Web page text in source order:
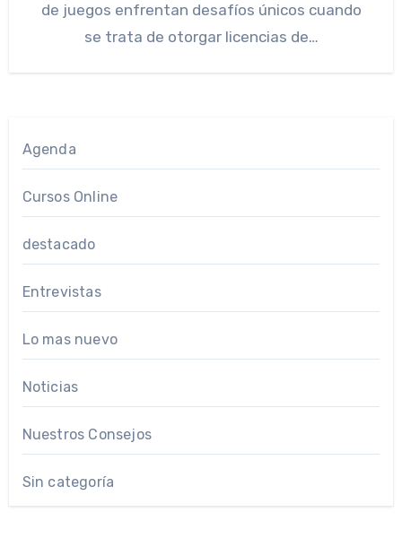
de juegos enfrentan desafíos únicos cuando
se trata de otorgar licencias de…
Agenda
Cursos Online
destacado
Entrevistas
Lo mas nuevo
Noticias
Nuestros Consejos
Sin categoría